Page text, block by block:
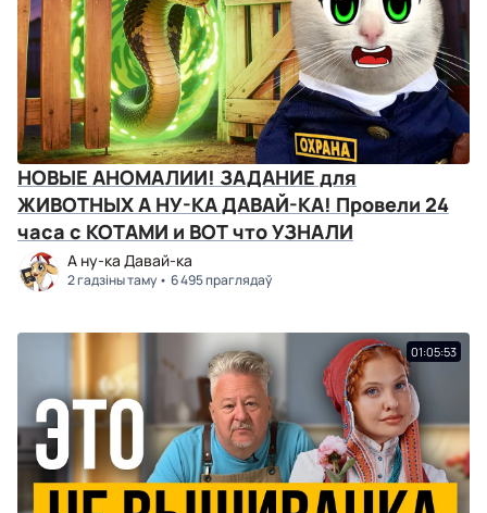
НОВЫЕ АНОМАЛИИ! ЗАДАНИЕ для
ЖИВОТНЫХ А НУ-КА ДАВАЙ-КА! Провели 24
часа с КОТАМИ и ВОТ что УЗНАЛИ
А ну-ка Давай-ка
2 гадзіны таму 6 495 праглядаў
01:05:53